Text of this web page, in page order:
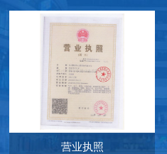
营业执照